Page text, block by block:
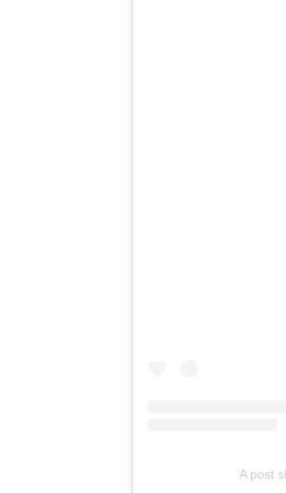
A post